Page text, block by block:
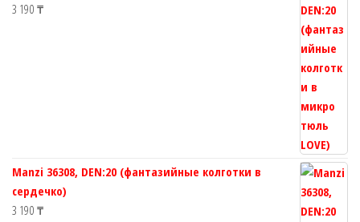
3 190 ₸
Manzi 36308, DEN:20 (фантазийные колготки в
сердечко)
3 190 ₸